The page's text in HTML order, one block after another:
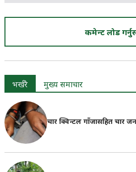
कमेन्ट लोड
भर्खरै मुख्य समाचार
चार क्विन्टल गाँजासहित चार